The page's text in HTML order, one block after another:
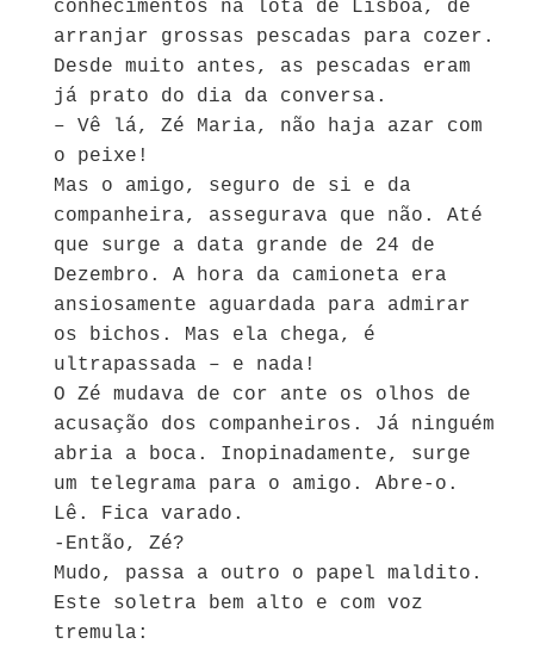
conhecimentos na lota de Lisboa, de
arranjar grossas pescadas para cozer.
Desde muito antes, as pescadas eram
já prato do dia da conversa.
– Vê lá, Zé Maria, não haja azar com
o peixe!
Mas o amigo, seguro de si e da
companheira, assegurava que não. Até
que surge a data grande de 24 de
Dezembro. A hora da camioneta era
ansiosamente aguardada para admirar
os bichos. Mas ela chega, é
ultrapassada – e nada!
O Zé mudava de cor ante os olhos de
acusação dos companheiros. Já ninguém
abria a boca. Inopinadamente, surge
um telegrama para o amigo. Abre-o.
Lê. Fica varado.
-Então, Zé?
Mudo, passa a outro o papel maldito.
Este soletra bem alto e com voz
tremula: